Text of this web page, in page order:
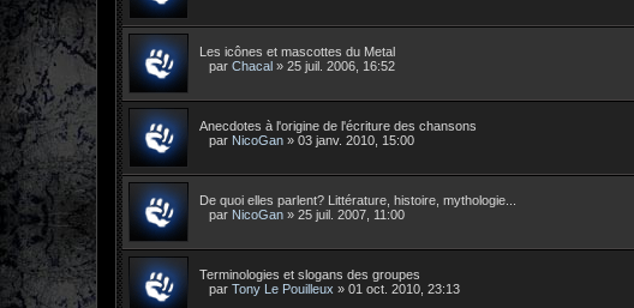
Les icônes et mascottes du Metal
par Chacal » 25 juil. 2006, 16:52
Anecdotes à l'origine de l'écriture des chansons
par NicoGan » 03 janv. 2010, 15:00
De quoi elles parlent? Littérature, histoire, mythologie...
par NicoGan » 25 juil. 2007, 11:00
Terminologies et slogans des groupes
par Tony Le Pouilleux » 01 oct. 2010, 23:13